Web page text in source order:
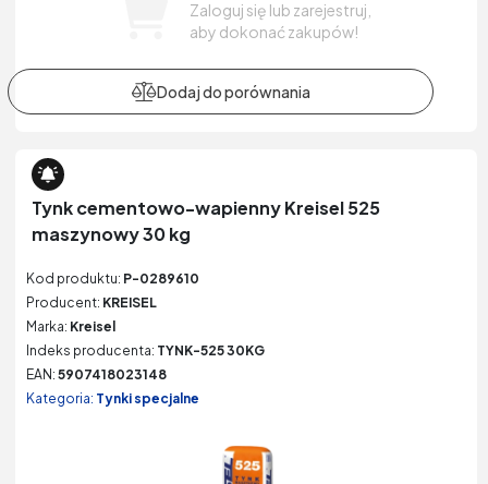
Zaloguj się lub zarejestruj,
aby dokonać zakupów!
Tynk cementowo-wapienny Kreisel 525
maszynowy 30 kg
Kod produktu: P-0289610
Producent: KREISEL
Marka: Kreisel
Indeks producenta: TYNK-525 30KG
EAN: 5907418023148
Kategoria: Tynki specjalne